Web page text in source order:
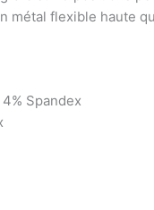
métal flexible haute
Spandex